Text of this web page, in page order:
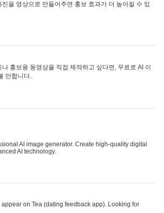
을 영상으로 만들어주면 홍보 효과가 더 높아질 수 있
홍보용 동영상을 직접 제작하고 싶다면, 무료로 AI 이
만합니다.
AI image generator. Create high-quality digital
AI technology.
on Tea (dating feedback app). Looking for